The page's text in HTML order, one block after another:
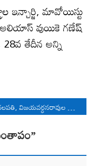
ఇన్చార్జి, మావోయిస్టు
అలియాస్ వుయికె గణేష్
తేదీన అన్ని
చ‌ల‌ప‌తి, విజ‌య‌వ‌ర్ధ‌న‌రావుల విడుదలకై పోరాడుదాం
”